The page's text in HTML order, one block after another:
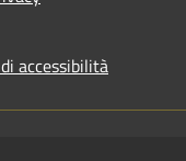
accessibilità